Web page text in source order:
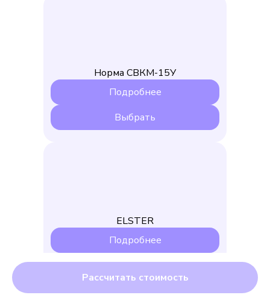
Норма СВКМ-15У
Подробнее
Выбрать
ELSTER
Подробнее
Выбрать